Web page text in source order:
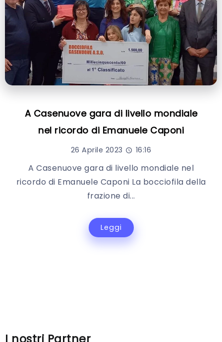
A Casenuove gara di livello mondiale
nel ricordo di Emanuele Caponi
26 Aprile 2023 16:16
A Casenuove gara di livello mondiale nel
ricordo di Emanuele Caponi La bocciofila della
frazione di...
Leggi